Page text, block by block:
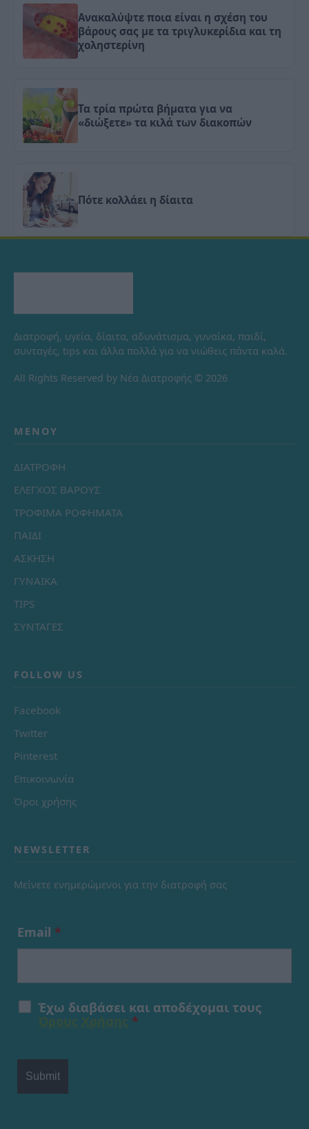
Ανακαλύψτε ποια είναι η σχέση του
βάρους σας με τα τριγλυκερίδια και τη
χοληστερίνη
Τα τρία πρώτα βήματα για να
«διώξετε» τα κιλά των διακοπών
Πότε κολλάει η δίαιτα
Διατροφή, υγεία, δίαιτα, αδυνάτισμα, γυναίκα, παιδί,
συνταγές, tips και άλλα πολλά για να νιώθεις πάντα καλά.
All Rights Reserved by Νέα Διατροφής © 2026
ΜΕΝΟΎ
ΔΙΑΤΡΟΦΗ
ΕΛΕΓΧΟΣ ΒΑΡΟΥΣ
ΤΡΟΦΙΜΑ ΡΟΦΗΜΑΤΑ
ΠΑΙΔΙ
ΑΣΚΗΣΗ
ΓΥΝΑΙΚΑ
TIPS
ΣΥΝΤΑΓΕΣ
FOLLOW US
Facebook
Twitter
Pinterest
Επικοινωνία
Όροι χρήσης
NEWSLETTER
Μείνετε ενημερώμενοι για την διατροφή σας
Email *
Έχω διαβάσει και αποδέχομαι τους
*